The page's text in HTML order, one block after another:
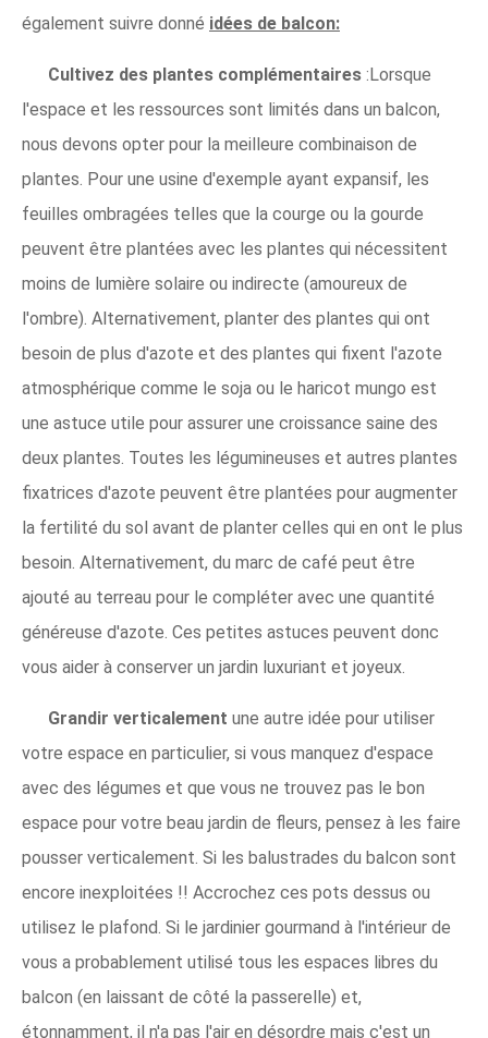
également suivre donné idées de balcon:
Cultivez des plantes complémentaires :Lorsque
l'espace et les ressources sont limités dans un balcon,
nous devons opter pour la meilleure combinaison de
plantes. Pour une usine d'exemple ayant expansif, les
feuilles ombragées telles que la courge ou la gourde
peuvent être plantées avec les plantes qui nécessitent
moins de lumière solaire ou indirecte (amoureux de
l'ombre). Alternativement, planter des plantes qui ont
besoin de plus d'azote et des plantes qui fixent l'azote
atmosphérique comme le soja ou le haricot mungo est
une astuce utile pour assurer une croissance saine des
deux plantes. Toutes les légumineuses et autres plantes
fixatrices d'azote peuvent être plantées pour augmenter
la fertilité du sol avant de planter celles qui en ont le plus
besoin. Alternativement, du marc de café peut être
ajouté au terreau pour le compléter avec une quantité
généreuse d'azote. Ces petites astuces peuvent donc
vous aider à conserver un jardin luxuriant et joyeux.
Grandir verticalement une autre idée pour utiliser
votre espace en particulier, si vous manquez d'espace
avec des légumes et que vous ne trouvez pas le bon
espace pour votre beau jardin de fleurs, pensez à les faire
pousser verticalement. Si les balustrades du balcon sont
encore inexploitées !! Accrochez ces pots dessus ou
utilisez le plafond. Si le jardinier gourmand à l'intérieur de
vous a probablement utilisé tous les espaces libres du
balcon (en laissant de côté la passerelle) et,
étonnamment, il n'a pas l'air en désordre mais c'est un